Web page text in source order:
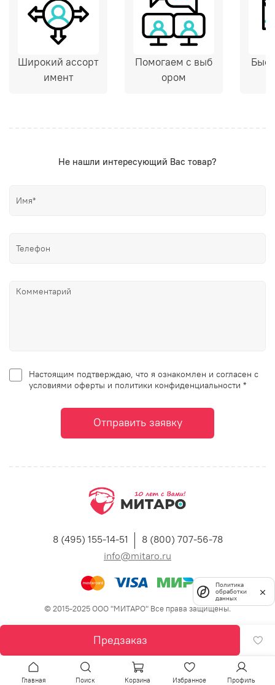
Предзаказ
Широкий ассорт
имент
Помогаем с выб
ором
Не нашли интересующий Вас товар?
Настоящим подтверждаю, что я ознакомлен и согласен с
условиями оферты и политики конфиденциальности *
Отправить заявку
8 (495) 155-14-51
8 (800) 707-56-78
info@mitaro.ru
© 2015-2025 ООО "МИТАРО" Все права защищены.
Главная Поиск Корзина Избранное Профиль
Политика
обработки
данных